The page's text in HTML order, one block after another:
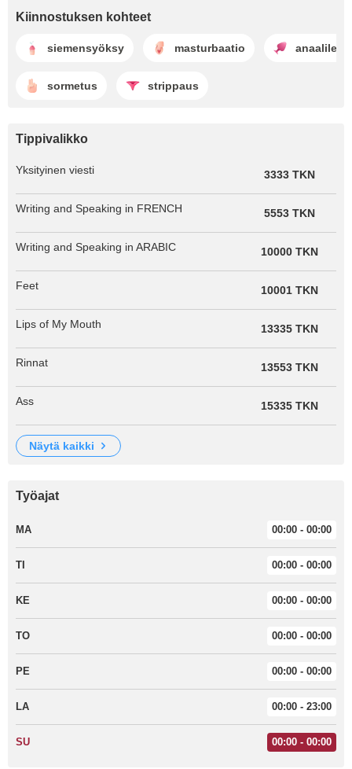
Kiinnostuksen kohteet
siemensyöksy masturbaatio
sormetus strippaus
Tippivalikko
Yksityinen viesti 3333 TKN
Writing and Speaking in FRENCH 5553 TKN
Writing and Speaking in ARABIC 10000 TKN
Feet 10001 TKN
Lips of My Mouth 13335 TKN
Rinnat 13553 TKN
Ass 15335 TKN
näytä kaikki
Työajat
MA 00:00 - 00:00
TI 00:00 - 00:00
KE 00:00 - 00:00
TO 00:00 - 00:00
PE 00:00 - 00:00
LA 00:00 - 23:00
SU 00:00 - 00:00